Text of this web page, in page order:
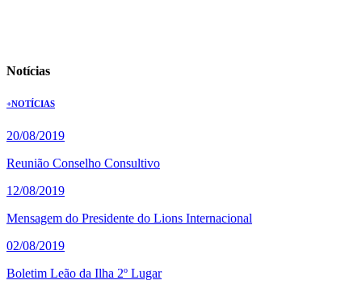
Notícias
+NOTÍCIAS
20/08/2019
Reunião Conselho Consultivo
12/08/2019
Mensagem do Presidente do Lions Internacional
02/08/2019
Boletim Leão da Ilha 2º Lugar